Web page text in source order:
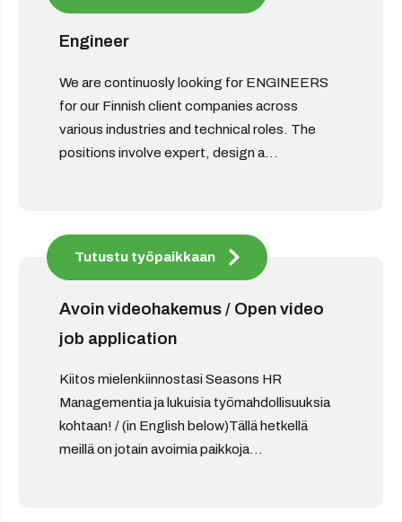
Engineer
We are continuosly looking for ENGINEERS
for our Finnish client companies across
various industries and technical roles. The
positions involve expert, design a...
Tutustu työpaikkaan
Avoin videohakemus / Open video
job application
Kiitos mielenkiinnostasi Seasons HR
Managementia ja lukuisia työmahdollisuuksia
kohtaan! / (in English below)Tällä hetkellä
meillä on jotain avoimia paikkoja...